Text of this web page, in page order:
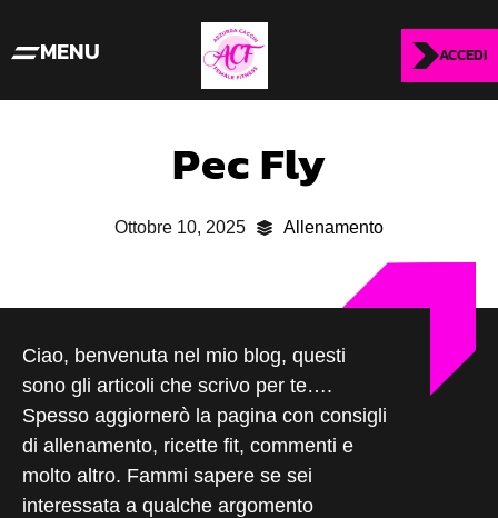
MENU ACCEDI
Pec Fly
Ottobre 10, 2025 Allenamento
Ciao, benvenuta nel mio blog, questi
sono gli articoli che scrivo per te….
Spesso aggiornerò la pagina con consigli
di allenamento, ricette fit, commenti e
molto altro. Fammi sapere se sei
interessata a qualche argomento